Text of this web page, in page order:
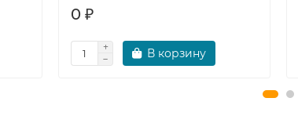
0 ₽
В корзину